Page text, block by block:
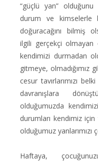
“güçlü yan” olduğunu
durum ve kimselerle
doğuracağını bilmiş
ilgili gerçekçi olmayan
kendimizi durmadan
gitmeye, olmadığımız
cesur tavırlarımızı
davranışlara
olduğumuzda
durumları kendimiz
olduğumuz
Haftaya,